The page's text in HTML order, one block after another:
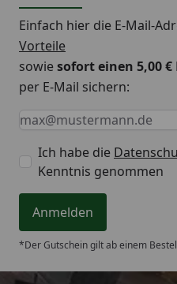
Einfach hier die E-Mail-
Vorteile
sowiesofort einen 5,00
per E-Mail sichern:
Keine Eingabe erforderlich
Eingabe erforderlich
E-Mail *
Ich habe die
Kenntnis genommen
Anmelden
*Der Gutschein gilt ab einem